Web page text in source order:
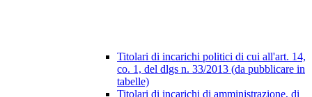
Titolari di incarichi politici di cui all'art. 14,
co. 1, del dlgs n. 33/2013 (da pubblicare in
tabelle)
Titolari di incarichi di amministrazione, di